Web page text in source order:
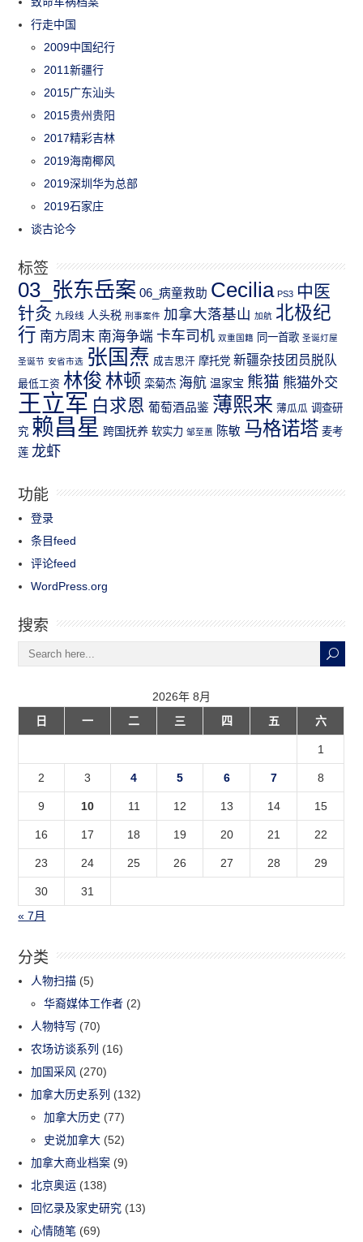
行走中国
2009中国纪行
2011新疆行
2015广东汕头
2015贵州贵阳
2017精彩吉林
2019海南椰风
2019深圳华为总部
2019石家庄
谈古论今
标签
03_张东岳案 06_病童救助 Cecilia PS3 中医
针灸 九段线 人头税 刑事案件 加拿大落基山 加航 北极纪
行 南方周末 南海争端 卡车司机 双重国籍 同一首歌 圣诞灯屋
圣诞节 安省市选 张国焘 成吉思汗 摩托党 新疆杂技团员脱队
最低工资 林俊 林顿 栾菊杰 海航 温家宝 熊猫 熊猫外交
王立军 白求恩 葡萄酒品鉴 薄熙来 薄瓜瓜 调查研
究 赖昌星 跨国抚养 软实力 邹至蕙 陈敏 马格诺塔 麦考
莲 龙虾
功能
登录
条目feed
评论feed
WordPress.org
搜索
2026年 8月
日
一 二 三 四 五 六
1
2 3 4 5 6 7 8
9 10 11 12 13 14 15
16 17 18 19 20 21 22
23 24 25 26 27 28 29
30
31
« 7月
分类
人物扫描 (5)
华裔媒体工作者 (2)
人物特写 (70)
农场访谈系列 (16)
加国采风 (270)
加拿大历史系列 (132)
加拿大历史 (77)
史说加拿大 (52)
加拿大商业档案 (9)
北京奥运 (138)
回忆录及家史研究 (13)
心情随笔 (69)